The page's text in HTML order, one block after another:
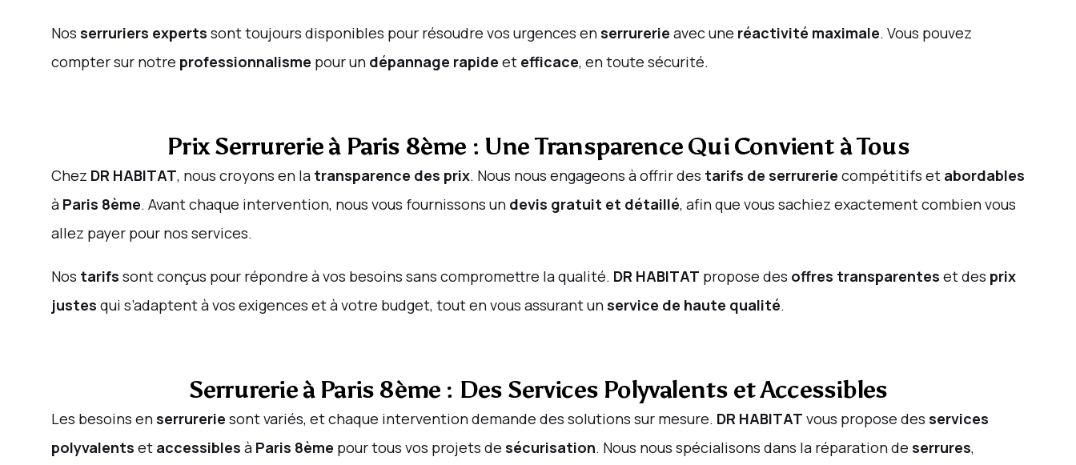
Nos serruriers experts sont toujours disponibles pour résoudre vos urgences en serrurerie avec une réactivité maximale. Vous pouvez
compter sur notre professionnalisme pour un dépannage rapide et efficace, en toute sécurité.
Prix Serrurerie à Paris 8ème : Une Transparence Qui Convient à Tous
Chez DR HABITAT, nous croyons en la transparence des prix. Nous nous engageons à offrir des tarifs de serrurerie compétitifs et abordables
à Paris 8ème. Avant chaque intervention, nous vous fournissons un devis gratuit et détaillé, afin que vous sachiez exactement combien vous
allez payer pour nos services.
Nos tarifs sont conçus pour répondre à vos besoins sans compromettre la qualité. DR HABITAT propose des offres transparentes et des prix
justes qui s’adaptent à vos exigences et à votre budget, tout en vous assurant un service de haute qualité.
Serrurerie à Paris 8ème : Des Services Polyvalents et Accessibles
Les besoins en serrurerie sont variés, et chaque intervention demande des solutions sur mesure. DR HABITAT vous propose des services
polyvalents et accessibles à Paris 8ème pour tous vos projets de sécurisation. Nous nous spécialisons dans la réparation de serrures,